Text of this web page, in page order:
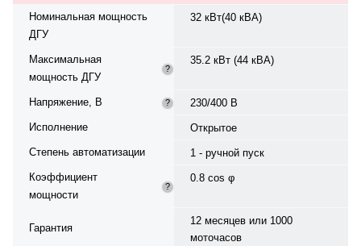
изоляции H. Расход топлива: 10.5
л/ч при 100% нагрузке, 8.0 л/ч
Степень сжатия — 19.1:1. Вес —
657 кг, габариты: 1600×622×1329
гарантия — 12 месяцев или 1000
моточасов.
Номинальная мощность
ДГУ
32 кВт(40 кВА)
Максимальная
мощность ДГУ
?
35.2 кВт (44 кВА)
Напряжение, В ?
230/400 В
Исполнение
Открытое
Степень автоматизации
1 - ручной пуск
Коэффициент
мощности
?
0.8 cos φ
Гарантия
12 месяцев или 1000
моточасов